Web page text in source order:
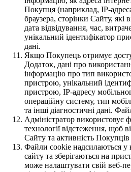
Покупця (наприклад, IP-
браузера, сторінки Сайту, які
дата відвідування, час,
унікальний ідентифікатор
дані.
Якщо Покупець отримує
Додаток, дані про
інформацію про тип
пристрою, унікальний
пристрою, IP-адресу
операційну систему, тип
та інші діагностичні дані.
Адміністратор використовує
технології відстеження, щоб
Сайту та активність
Файли cookie надсилаються у
сайту та зберігаються на
може налаштувати свій веб-